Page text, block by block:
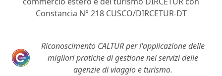
Constancia N° 218 CUSCO/DIRCETUR-DT
Riconoscimento CALTUR per l'applicazione delle
migliori pratiche di gestione nei servizi delle
agenzie di viaggio e turismo.